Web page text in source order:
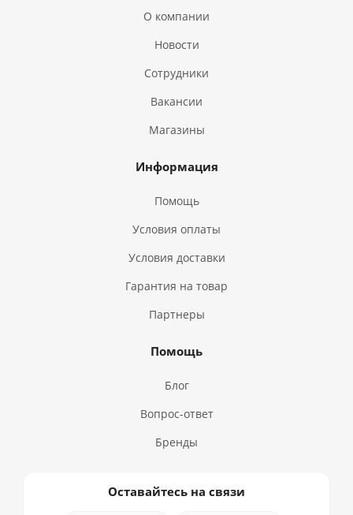
О компании
Новости
Сотрудники
Вакансии
Магазины
Информация
Помощь
Условия оплаты
Условия доставки
Гарантия на товар
Партнеры
Помощь
Блог
Вопрос-ответ
Бренды
Оставайтесь на связи